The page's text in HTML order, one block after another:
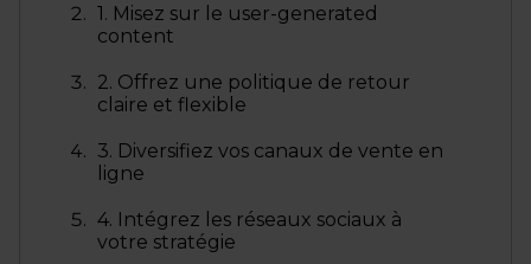
1. Misez sur le user-generated
content
2. Offrez une politique de retour
claire et flexible
3. Diversifiez vos canaux de vente en
ligne
4. Intégrez les réseaux sociaux à
votre stratégie